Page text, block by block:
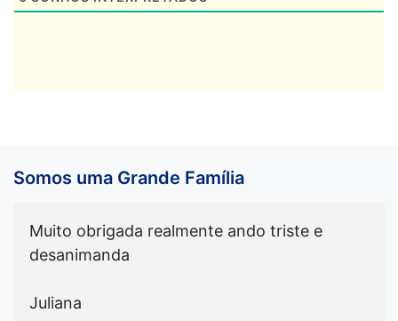
Somos uma Grande Família
Muito obrigada realmente ando triste e
desanimanda
Juliana